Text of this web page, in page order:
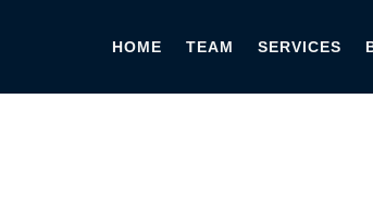
HOME TEAM SERVICES